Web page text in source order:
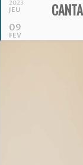
2023
JEU
09
FEV